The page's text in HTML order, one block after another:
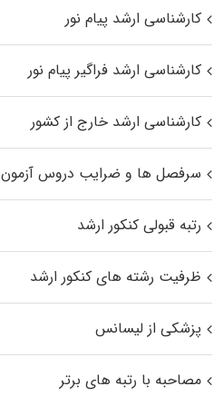
کارشناسی ارشد پیام نور
کارشناسی ارشد فراگیر پیام نور
کارشناسی ارشد خارج از کشور
سرفصل ها و ضرایب دروس آزمون
رتبه قبولی کنکور ارشد
ظرفیت رشته های کنکور ارشد
پزشکی از لیسانس
مصاحبه با رتبه های برتر